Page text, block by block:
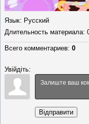
Язык: Русский
Длительность материала:
Всего комментариев: 0
Увійдіть:
Відправити